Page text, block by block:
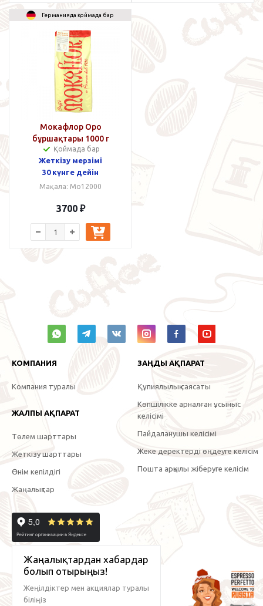
Германияда қоймада бар
Мокафлор Оро
бұршақтары 1000 г
Қоймада бар
Жеткізу мерзімі
30 күнге дейін
Мақала: Mo12000
3700 ₽
КОМПАНИЯ
Компания туралы
ЖАЛПЫ АҚПАРАТ
Төлем шарттары
Жеткізу шарттары
Өнім кепілдігі
Жаңалықтар
ЗАҢДЫ АҚПАРАТ
Құпиялылық саясаты
Көпшілікке арналған ұсыныс
келісімі
Пайдаланушы келісімі
Жеке деректерді өңдеуге келісім
Пошта арқылы жіберуге келісім
Жаңалықтардан хабардар
болып отырыңыз!
Жеңілдіктер мен акциялар туралы
біліңіз